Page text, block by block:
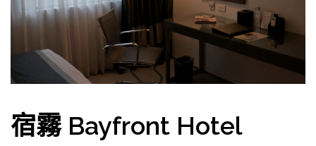
宿霧 Bayfront Hotel